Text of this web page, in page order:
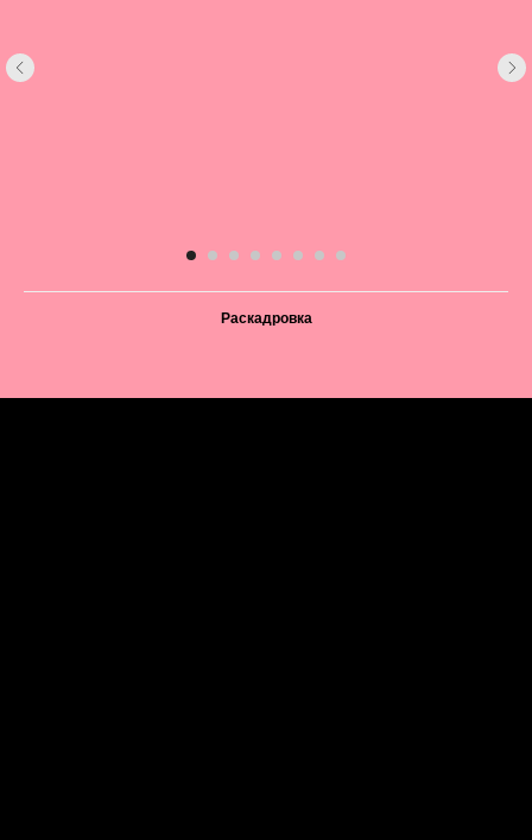
Раскадровка